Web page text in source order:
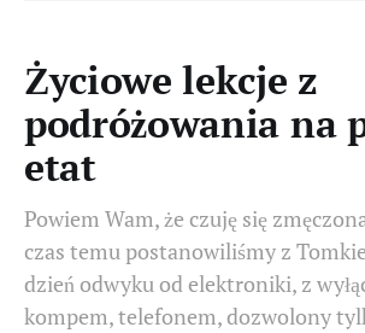
Życiowe lekcje z
podróżowania na
etat
Powiem Wam, że czuję się
czas temu postanowiliśmy z
dzień odwyku od elektroniki, z
kompem, telefonem, dozwolony